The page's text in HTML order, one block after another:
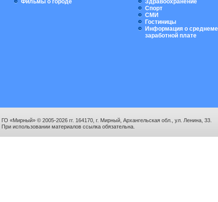
Фильмы о городе
Здравоохранение
Спорт
СМИ
Гостиницы
Информация о
заработной плате
ГО «Мирный» © 2005-2026 гг. 164170, г. Мирный, Архангельская обл., ул. Ленина, 33.
При использовании материалов ссылка обязательна.